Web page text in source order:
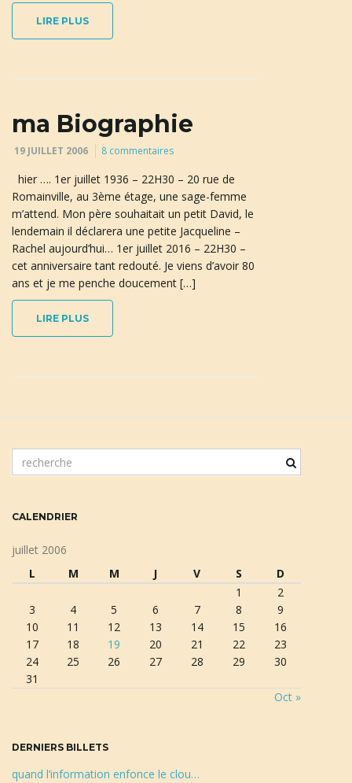
LIRE PLUS
ma Biographie
19 JUILLET 2006 8 commentaires
hier …. 1er juillet 1936 – 22H30 – 20 rue de
Romainville, au 3ème étage, une sage-femme
m’attend. Mon père souhaitait un petit David, le
lendemain il déclarera une petite Jacqueline –
Rachel aujourd’hui… 1er juillet 2016 – 22H30 –
cet anniversaire tant redouté. Je viens d’avoir 80
ans et je me penche doucement […]
LIRE PLUS
o
é
d
CALENDRIER
juillet 2006
L
M M J V S D
Oct »
1
2
3
4 5 6 7 8
9
10
11 12 13 14 15
16
17
18 19 20 21 22
23
24
25 26 27 28 29
30
31
DERNIERS BILLETS
quand l’information enfonce le clou…